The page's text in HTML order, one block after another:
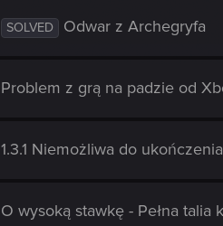
SOLVED Odwar z Archegryfa
Problem z grą na padzie od
1.3.1 Niemożliwa do
O wysoką stawkę - Pełna talia